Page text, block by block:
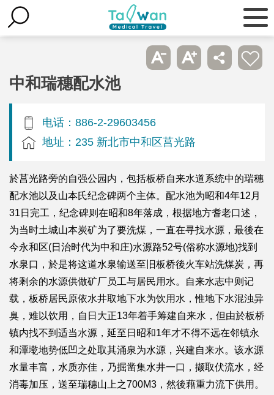
中和瑞穗配水池
电话：886-2-29603456
地址：235 新北市中和区莒光路
於莒光路旁的自强公园内，包括板桥自来水道系统中的瑞穗
配水池以及山本氏纪念碑两个主体。配水池为昭和4年12月
31日完工，纪念碑则在昭和8年落成，根据地方耆老口述，
为当时土城山本炭矿为了要洗煤，一直在寻找水源，最後在
今永和区(日治时代为中和庄)水源路52号(俗称水源地)找到
水泉口，於是将这道水泉输送至旧板桥後火车站洗煤炭，再
将剩余的水源供做矿厂员工与居民用水。自来水志中则记
载，板桥居民原依水井取地下水为饮用水，惟地下水混浊异
臭，难以饮用，自日大正13年着手筹建自来水，但由於板桥
镇内找不到适当水源，延至日昭和1年才不得不远在邻镇永
和潭墘地势低凹之处取其涌泉为水源，兴建自来水。该水源
水量丰富，水质亦佳，乃掘凿集水井一口，撷取伏流水，经
消毒加压，送至瑞穗山上之700M3，然後藉重力流下供用。